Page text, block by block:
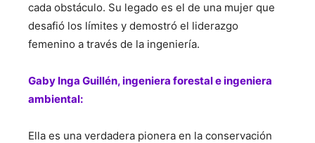
cada obstáculo. Su legado es el de una mujer que
desafió los límites y demostró el liderazgo
femenino a través de la ingeniería.
Gaby Inga Guillén, ingeniera forestal e ingeniera
ambiental:
Ella es una verdadera pionera en la conservación